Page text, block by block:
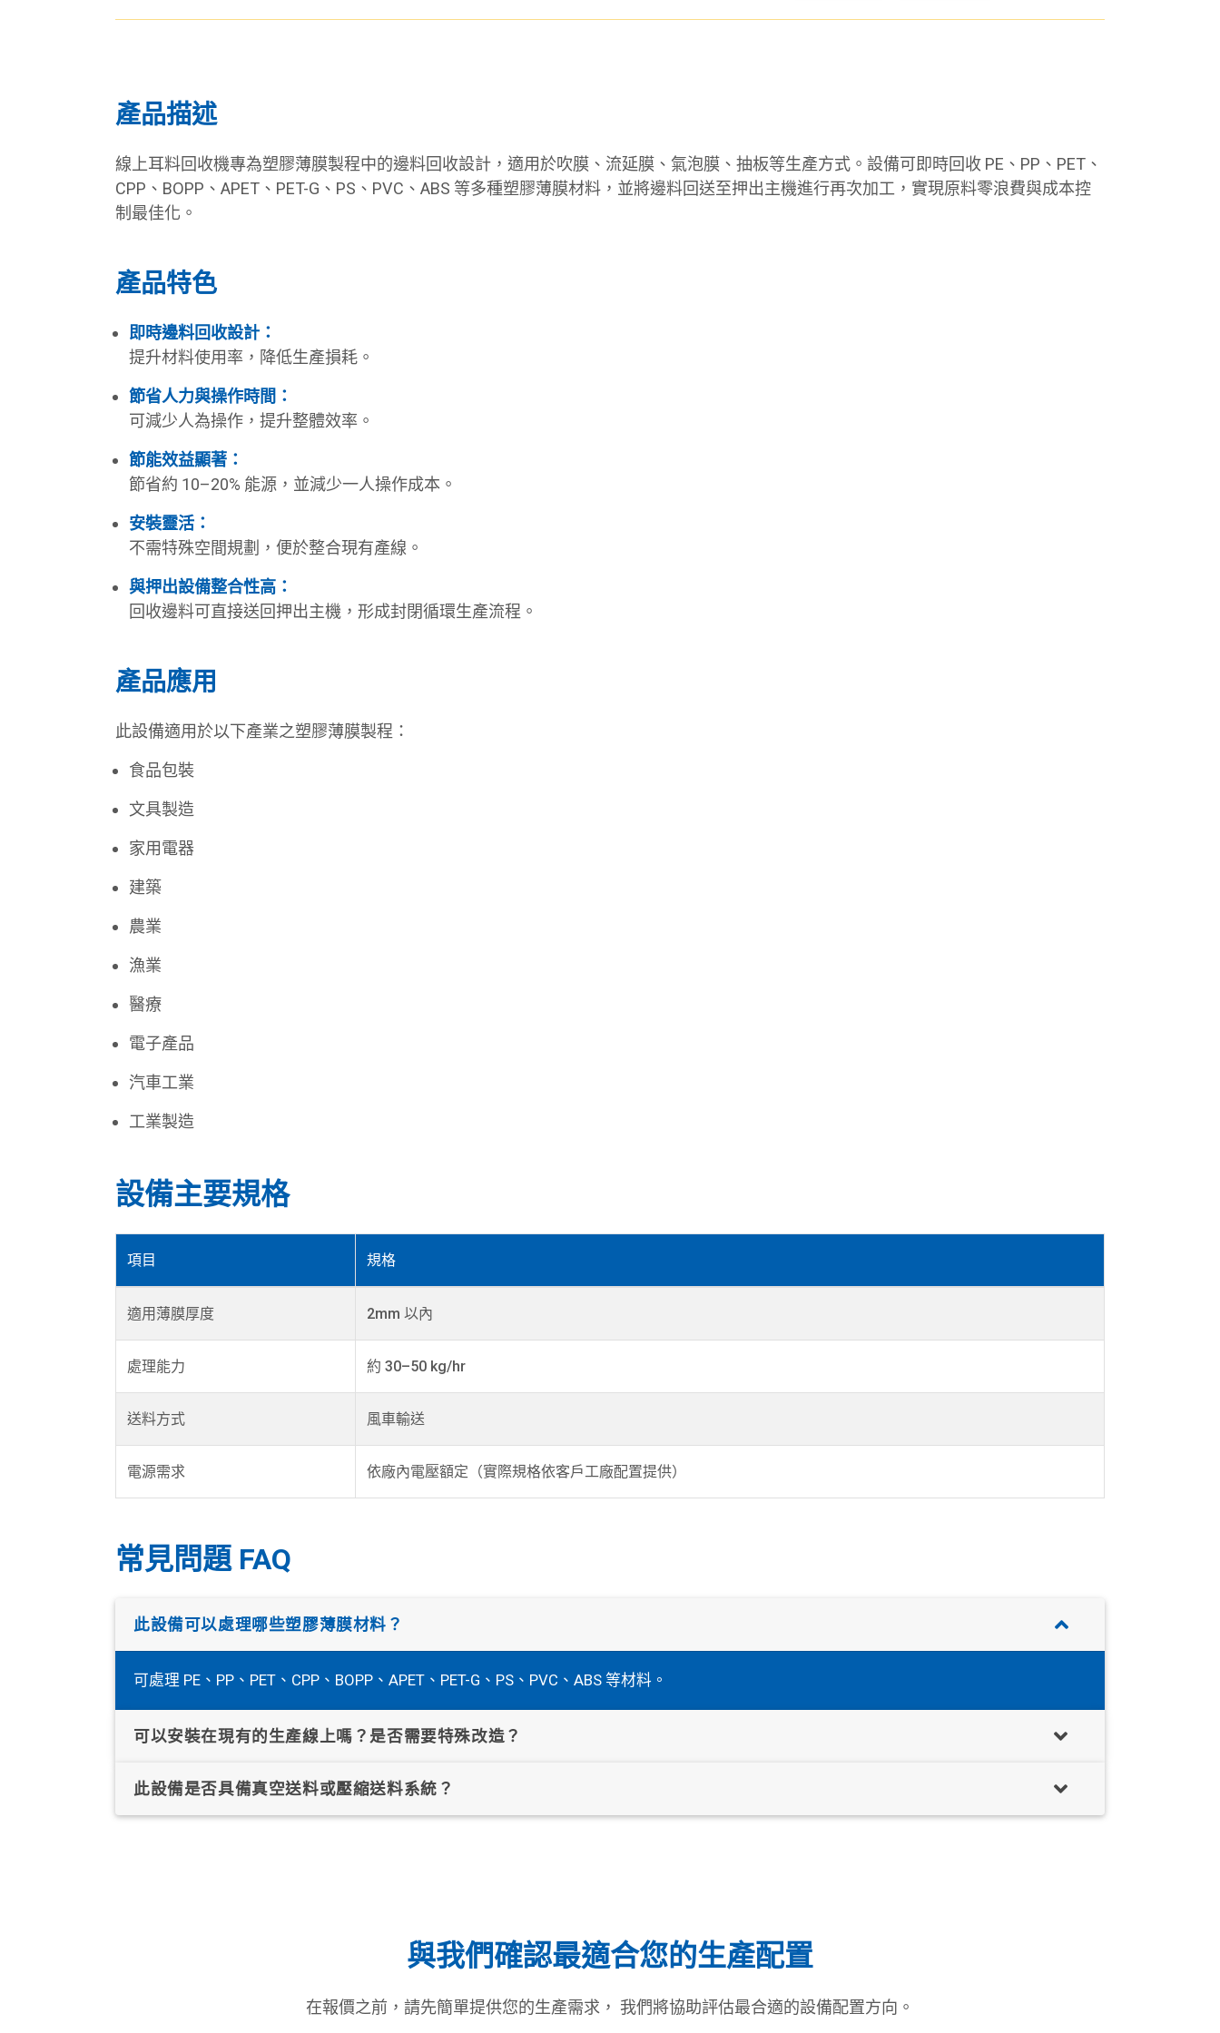
產品描述
線上耳料回收機專為塑膠薄膜製程中的邊料回收設計，適用於吹膜、流延膜、氣泡膜、抽板等生產方式。設備可即時回收 PE、PP、PET、
CPP、BOPP、APET、PET-G、PS、PVC、ABS 等多種塑膠薄膜材料，並將邊料回送至押出主機進行再次加工，實現原料零浪費與成本控
制最佳化。
產品特色
即時邊料回收設計：
提升材料使用率，降低生產損耗。
節省人力與操作時間：
可減少人為操作，提升整體效率。
節能效益顯著：
節省約 10–20% 能源，並減少一人操作成本。
安裝靈活：
不需特殊空間規劃，便於整合現有產線。
與押出設備整合性高：
回收邊料可直接送回押出主機，形成封閉循環生產流程。
產品應用
此設備適用於以下產業之塑膠薄膜製程：
食品包裝
文具製造
家用電器
建築
農業
漁業
醫療
電子產品
汽車工業
工業製造
設備主要規格
項目 規格
適用薄膜厚度 2mm 以內
處理能力 約 30–50 kg/hr
送料方式 風車輸送
電源需求 依廠內電壓額定（實際規格依客戶工廠配置提供）
常見問題 FAQ
此設備可以處理哪些塑膠薄膜材料？
可處理 PE、PP、PET、CPP、BOPP、APET、PET-G、PS、PVC、ABS 等材料。
可以安裝在現有的生產線上嗎？是否需要特殊改造？
此設備是否具備真空送料或壓縮送料系統？
與我們確認最適合您的生產配置
在報價之前，請先簡單提供您的生產需求， 我們將協助評估最合適的設備配置方向。